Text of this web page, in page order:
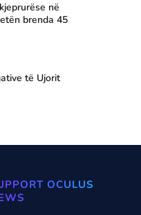
në
brenda 45
të Ujorit
OCULUS